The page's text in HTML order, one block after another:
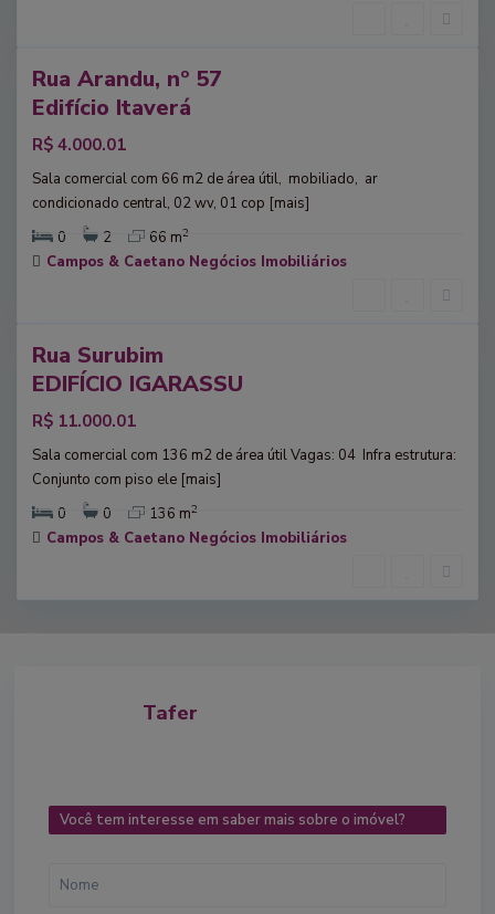
Rua Arandu, nº 57
Edifício Itaverá
R$ 4.000.01
Sala comercial com 66 m2 de área útil, mobiliado, ar
condicionado central, 02 wv, 01 cop [mais]
0
2 66 m2
Campos & Caetano Negócios Imobiliários
o
,
ã
o
P
a
u
Rua Surubim
EDIFÍCIO IGARASSU
R$ 11.000.01
Sala comercial com 136 m2 de área útil​ Vagas: 04 ​ Infra estrutura:
Conjunto com piso ele [mais]
0
0 136 m2
Campos & Caetano Negócios Imobiliários
Tafer
Você tem interesse em saber mais sobre o imóvel?